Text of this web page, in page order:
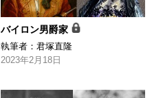
バイロン男爵家
執筆者：君塚直隆
2023年2月18日